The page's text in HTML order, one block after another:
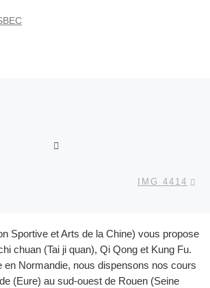
articles
IMG 4414
Sportive et Arts de la Chine) vous propose
chuan (Tai ji quan), Qi Qong et Kung Fu.
en Normandie, nous dispensons nos cours
(Eure) au sud-ouest de Rouen (Seine